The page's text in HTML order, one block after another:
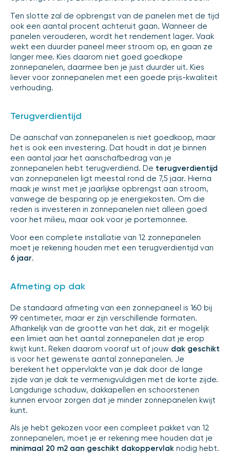
Ten slotte zal de opbrengst van de panelen met de tijd
ook een aantal procent achteruit gaan. Wanneer de
panelen verouderen, wordt het rendement lager. Vaak
wekt een duurder paneel meer stroom op, en gaan ze
langer mee. Kies daarom niet goed goedkope
zonnepanelen, daarmee ben je juist duurder uit. Kies
liever voor zonnepanelen met een goede prijs-kwaliteit
verhouding.
Terugverdientijd
De aanschaf van zonnepanelen is niet goedkoop, maar
het is ook een investering. Dat houdt in dat je binnen
een aantal jaar het aanschafbedrag van je
zonnepanelen hebt terugverdiend. De terugverdientijd
van zonnepanelen ligt meestal rond de 7,5 jaar. Hierna
maak je winst met je jaarlijkse opbrengst aan stroom,
vanwege de besparing op je energiekosten. Om die
reden is investeren in zonnepanelen niet alleen goed
voor het milieu, maar ook voor je portemonnee.
Voor een complete installatie van 12 zonnepanelen
moet je rekening houden met een terugverdientijd van
6 jaar.
Afmeting op dak
De standaard afmeting van een zonnepaneel is 160 bij
99 centimeter, maar er zijn verschillende formaten.
Afhankelijk van de grootte van het dak, zit er mogelijk
een limiet aan het aantal zonnepanelen dat je erop
kwijt kunt. Reken daarom vooraf uit of jouw dak geschikt
is voor het gewenste aantal zonnepanelen. Je
berekent het oppervlakte van je dak door de lange
zijde van je dak te vermenigvuldigen met de korte zijde.
Langdurige schaduw, dakkapellen en schoorstenen
kunnen ervoor zorgen dat je minder zonnepanelen kwijt
kunt.
Als je hebt gekozen voor een compleet pakket van 12
zonnepanelen, moet je er rekening mee houden dat je
minimaal 20 m2 aan geschikt dakoppervlak nodig hebt.